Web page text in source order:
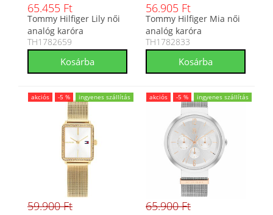
65.455 Ft
Tommy Hilfiger Lily női
analóg karóra
TH1782659
TH1782659
56.905 Ft
Tommy Hilfiger Mia női
analóg karóra
TH1782833
TH1782833
akciós -5 % ingyenes szállítás
59.900 Ft
akciós -5 % ingyenes szállítás
65.900 Ft